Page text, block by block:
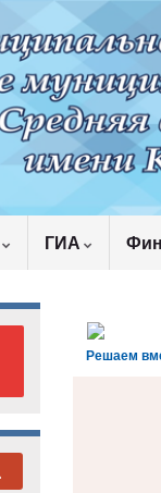
ГИА
Решаем